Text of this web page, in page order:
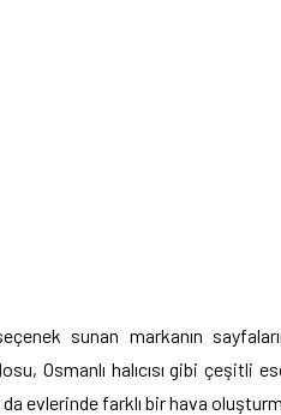
sunan markanın
Osmanlı halıcısı gibi çeşitli
evlerinde farklı bir hava